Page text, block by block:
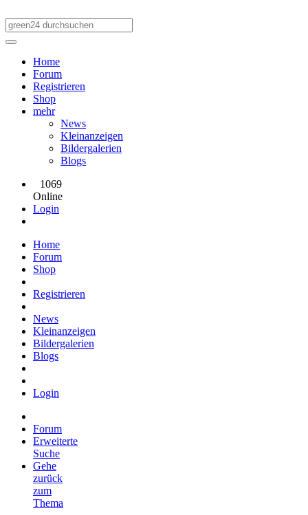
Home
Forum
Registrieren
Shop
mehr
News
Kleinanzeigen
Bildergalerien
Blogs
1069
Online
Login
Home
Forum
Shop
Registrieren
News
Kleinanzeigen
Bildergalerien
Blogs
Login
Forum
Erweiterte
Suche
Gehe
zurück
zum
Thema